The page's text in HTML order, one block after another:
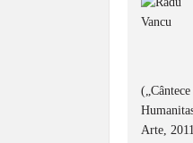
Arte,